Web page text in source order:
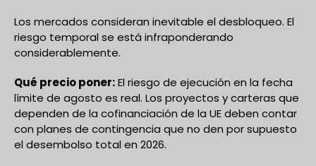
Los mercados consideran inevitable el desbloqueo. El
riesgo temporal se está infraponderando
considerablemente.
Qué precio poner:El riesgo de ejecución en la fecha
límite de agosto es real. Los proyectos y carteras que
dependen de la cofinanciación de la UE deben contar
con planes de contingencia que no den por supuesto
el desembolso total en 2026.